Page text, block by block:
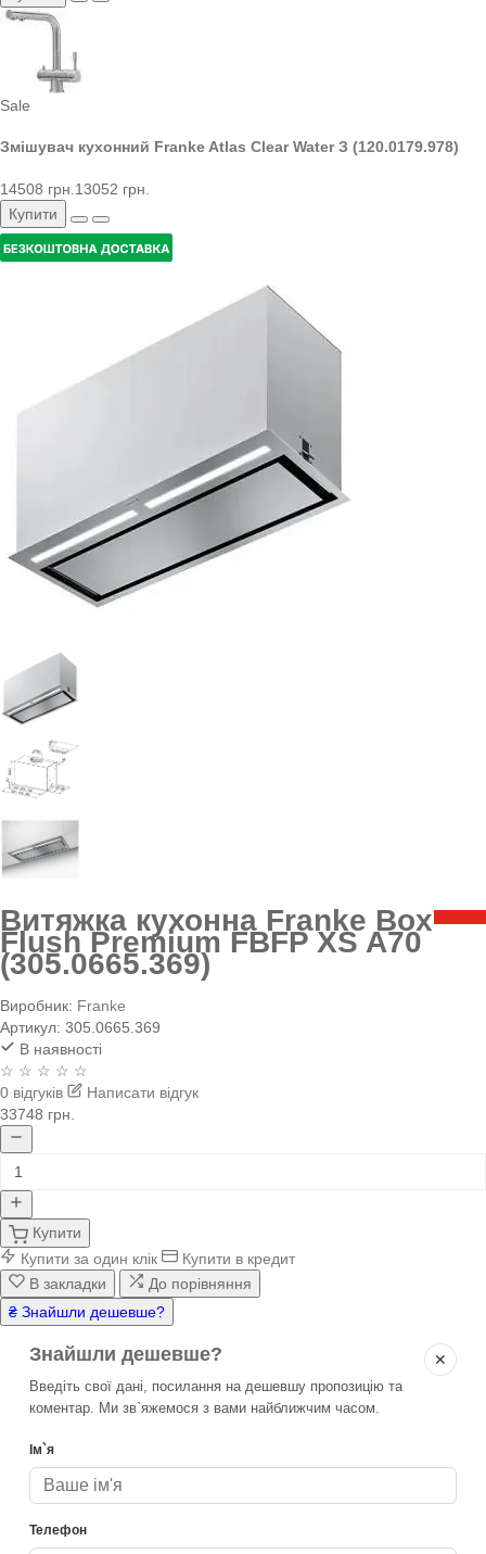
Sale
Змішувач кухонний Franke Atlas Clear Water З (120.0179.978)
14508 грн. 13052 грн.
Купити
Витяжка кухонна Franke Box
Flush Premium FBFP XS A70
(305.0665.369)
Виробник: Franke
Артикул: 305.0665.369
В наявності
☆ ☆ ☆ ☆ ☆
0 відгуків
Написати відгук
33748 грн.
Купити
Купити за один клік
Купити в кредит
В закладки
До порівняння
₴ Знайшли дешевше?
✕
Знайшли дешевше?
Введіть свої дані, посилання на дешевшу пропозицію та
коментар. Ми зв`яжемося з вами найближчим часом.
Ім`я
Телефон